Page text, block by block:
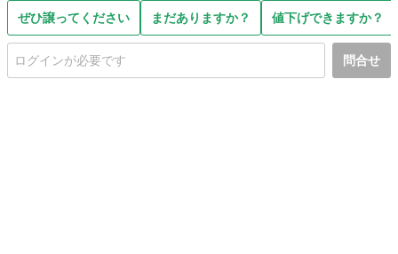
ぜひ譲ってください まだありますか？ 値下げできますか？
問合せ